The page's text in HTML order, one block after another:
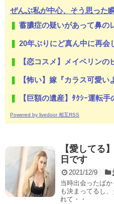
ぜんぶ私が中心、そう思った
蓄膿症の疑いがあって鼻のレントゲン撮ったら骨折だった。そういや幼稚
20年ぶりにど真ん中に再会して一か月ガマンしたがLINEで「たまに二
【恋コスメ】メイベリンのビッグアイシ
【怖い】嫁『カラス可愛いよね』『うちのお庭に(カラスの)お墓作ったよ
【巨額の遺産】ﾀｸｼｰ運転手の伯父『酔っ払いは乗せない』私『そう
Powered by livedoor 相互RSS
【愛してる
日です
2021/12/9
当時出会ったば
も決まってるし
れて・・